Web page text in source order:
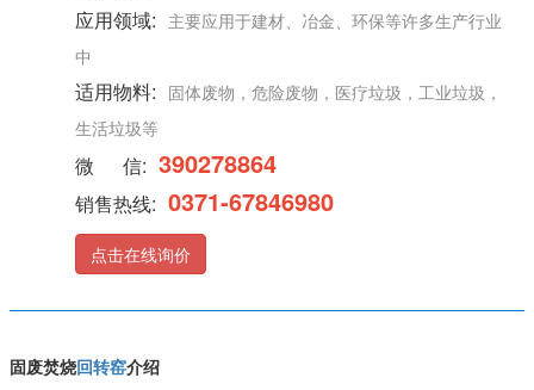
应用领域: 主要应用于建材、冶金、环保等许多生产行业
中
适用物料: 固体废物，危险废物，医疗垃圾，工业垃圾，
生活垃圾等
微 信: 390278864
销售热线: 0371-67846980
点击在线询价
固废焚烧回转窑介绍